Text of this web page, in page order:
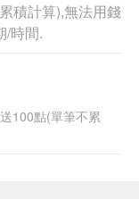
積計算),無法用錢
/時間.
100點(單筆不累